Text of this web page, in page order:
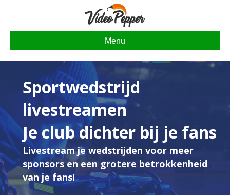
Menu
Sportwedstrijd
livestreamen
Je club dichter bij je fans
Livestream je wedstrijden voor meer
sponsors en een grotere betrokkenheid
van je fans!